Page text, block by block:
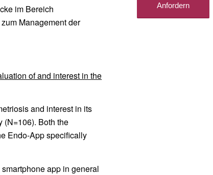
im Bereich
Management der
of and interest in the
and interest in its
(N=106). Both the
Endo-App specifically
app in general